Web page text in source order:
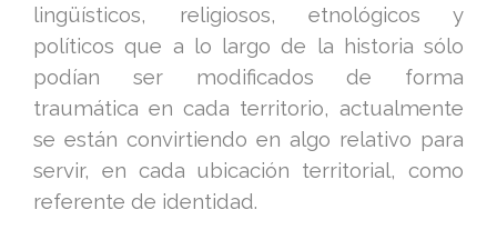
lingüísticos, religiosos, etnológicos y
políticos que a lo largo de la historia sólo
podían ser modificados de forma
traumática en cada territorio, actualmente
se están convirtiendo en algo relativo para
servir, en cada ubicación territorial, como
referente de identidad.